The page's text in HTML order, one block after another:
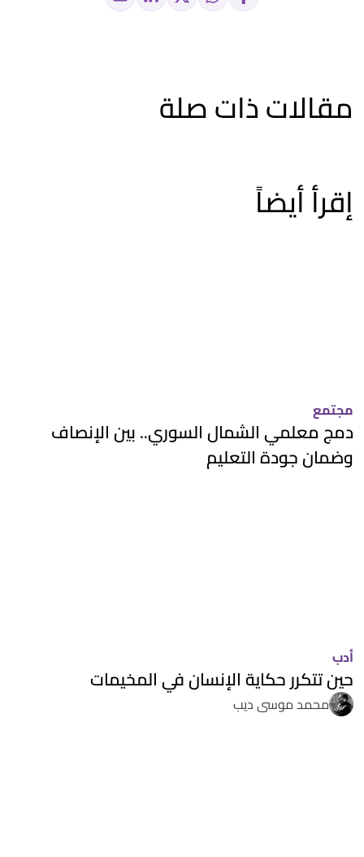
مقالات ذات صلة
إقرأ أيضاً
مجتمع
دمج معلمي الشمال السوري.. بين الإنصاف
وضمان جودة التعليم
أدب
حين تتكرر حكاية الإنسان في المخيمات
محمد موسى ديب